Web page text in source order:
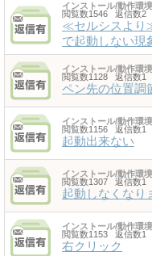
インストール/動作環境
閲覧数1546 返信数2
≪セルシスより
で起動しない現
インストール/動作環境
閲覧数1128 返信数
ペン先の位置調
インストール/動作環境
閲覧数1156 返信数
起動出来ない
インストール/動作環境
閲覧数1307 返信数
起動しなくなり
インストール/動作環境
閲覧数1153 返信数1
右クリック